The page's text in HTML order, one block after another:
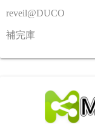
reveil@DUCO
補完庫